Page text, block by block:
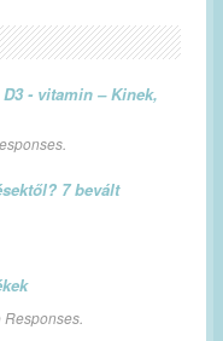
- vitamin – Kinek,
7 bevált
Responses.